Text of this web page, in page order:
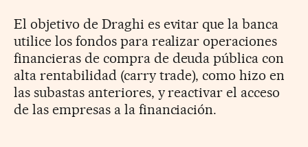
El objetivo de Draghi es evitar que la banca
utilice los fondos para realizar operaciones
financieras de compra de deuda pública con
alta rentabilidad (carry trade), como hizo en
las subastas anteriores, y reactivar el acceso
de las empresas a la financiación.